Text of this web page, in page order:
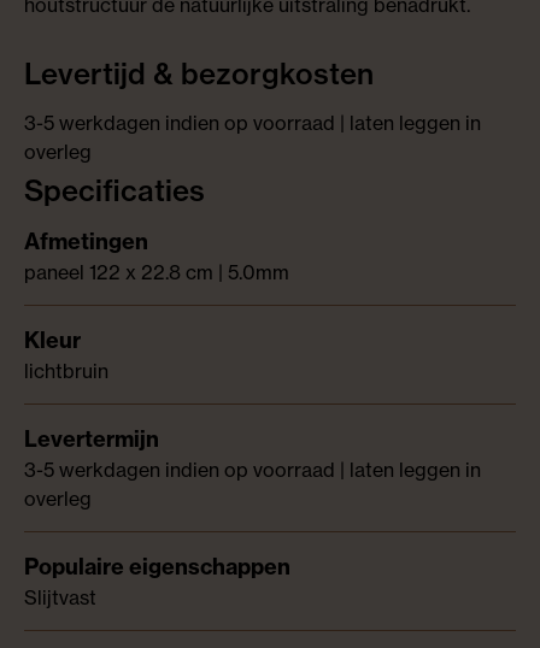
houtstructuur de natuurlijke uitstraling benadrukt.
Levertijd & bezorgkosten
3-5 werkdagen indien op voorraad | laten leggen in
overleg
Specificaties
paneel 122 x 22.8 cm | 5.0mm
lichtbruin
3-5 werkdagen indien op voorraad | laten leggen in
overleg
Slijtvast